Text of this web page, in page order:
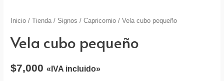
Inicio / Tienda / Signos /Capricornio / Vela cubo pequeño
Vela cubo pequeño
$7,000 «IVA incluido»